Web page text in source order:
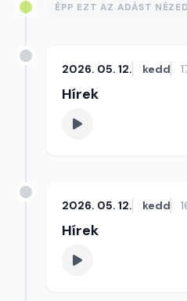
ÉPP EZT AZ ADÁST NÉZED
2026. 05. 12. kedd
Hírek
2026. 05. 12. kedd
Hírek